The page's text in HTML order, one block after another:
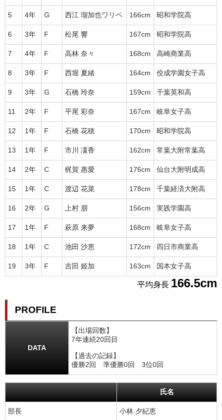
5 4年 G 西江 瑠加也ワリペ 166cm 昭和学院高
6 3年 F 松尾 響 167cm 昭和学院高
7 4年 F 高林 奈々 168cm 高崎商業高
8 3年 F 西堀 夏緒 164cm 佼成学園女子高
9 3年 G 石橋 玲奈 159cm 千葉英和高
11 2年 F 平尾 彩奈 167cm 岐阜女子高
12 1年 F 石橋 花穂 170cm 昭和学院高
13 1年 F 市川 凜香 162cm 常葉大附常葉高
14 2年 C 梶賀 惠愛 176cm 仙台大附明成高
15 1年 C 渡辺 花菜 178cm 千葉経済大附高
16 2年 G 上村 朋 156cm 実践学園高
17 1年 F 萩原 来夢 168cm 岐阜女子高
18 1年 C 池田 沙恵 172cm 四日市商業高
19 3年 F 吉田 姫加 163cm 国本女子高
平均身長 166.5cm
PROFILE
DATA
【出場回数】
7年連続20回目
【過去の記録】
優勝2回 準優勝0回 3位0回
氏名
部長 小林 夕紀恵